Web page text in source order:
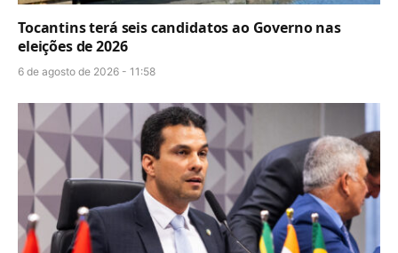
Tocantins terá seis candidatos ao Governo nas
eleições de 2026
6 de agosto de 2026 - 11:58